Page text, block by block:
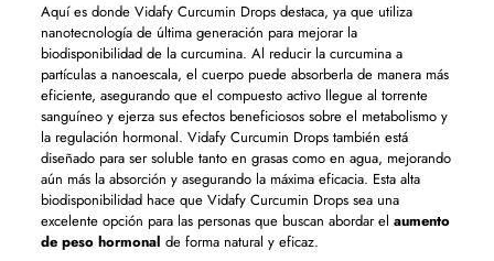
Aquí es donde Vidafy Curcumin Drops destaca, ya que utiliza
nanotecnología de última generación para mejorar la
biodisponibilidad de la curcumina. Al reducir la curcumina a
partículas a nanoescala, el cuerpo puede absorberla de manera más
eficiente, asegurando que el compuesto activo llegue al torrente
sanguíneo y ejerza sus efectos beneficiosos sobre el metabolismo y
la regulación hormonal. Vidafy Curcumin Drops también está
diseñado para ser soluble tanto en grasas como en agua, mejorando
aún más la absorción y asegurando la máxima eficacia. Esta alta
biodisponibilidad hace que Vidafy Curcumin Drops sea una
excelente opción para las personas que buscan abordar el aumento
de peso hormonal de forma natural y eficaz.